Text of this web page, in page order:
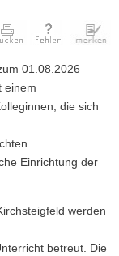
01.08.2026
einem
die sich
Einrichtung der
werden
betreut. Die